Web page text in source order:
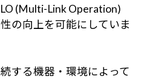
(Multi-Link Operation)
の向上を可能にしていま
する機器・環境によって